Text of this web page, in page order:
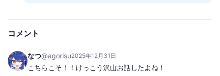
コメント
なつ@agorisu2025年12月31日
こちらこそ！！けっこう沢山お話したよね！